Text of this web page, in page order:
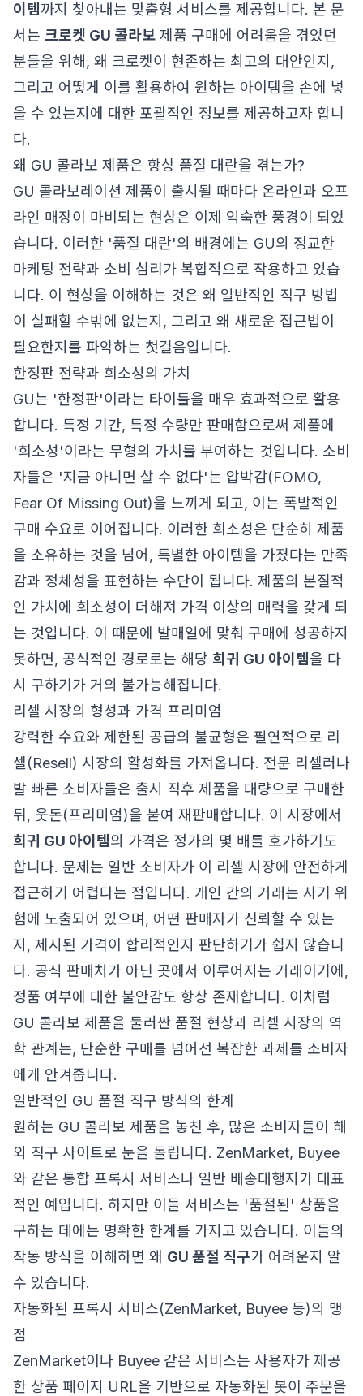
이템까지 찾아내는 맞춤형 서비스를 제공합니다. 본 문
서는 크로켓 GU 콜라보 제품 구매에 어려움을 겪었던
분들을 위해, 왜 크로켓이 현존하는 최고의 대안인지,
그리고 어떻게 이를 활용하여 원하는 아이템을 손에 넣
을 수 있는지에 대한 포괄적인 정보를 제공하고자 합니
다.
왜 GU 콜라보 제품은 항상 품절 대란을 겪는가?
GU 콜라보레이션 제품이 출시될 때마다 온라인과 오프
라인 매장이 마비되는 현상은 이제 익숙한 풍경이 되었
습니다. 이러한 '품절 대란'의 배경에는 GU의 정교한
마케팅 전략과 소비 심리가 복합적으로 작용하고 있습
니다. 이 현상을 이해하는 것은 왜 일반적인 직구 방법
이 실패할 수밖에 없는지, 그리고 왜 새로운 접근법이
필요한지를 파악하는 첫걸음입니다.
한정판 전략과 희소성의 가치
GU는 '한정판'이라는 타이틀을 매우 효과적으로 활용
합니다. 특정 기간, 특정 수량만 판매함으로써 제품에
'희소성'이라는 무형의 가치를 부여하는 것입니다. 소비
자들은 '지금 아니면 살 수 없다'는 압박감(FOMO,
Fear Of Missing Out)을 느끼게 되고, 이는 폭발적인
구매 수요로 이어집니다. 이러한 희소성은 단순히 제품
을 소유하는 것을 넘어, 특별한 아이템을 가졌다는 만족
감과 정체성을 표현하는 수단이 됩니다. 제품의 본질적
인 가치에 희소성이 더해져 가격 이상의 매력을 갖게 되
는 것입니다. 이 때문에 발매일에 맞춰 구매에 성공하지
못하면, 공식적인 경로로는 해당 희귀 GU 아이템을 다
시 구하기가 거의 불가능해집니다.
리셀 시장의 형성과 가격 프리미엄
강력한 수요와 제한된 공급의 불균형은 필연적으로 리
셀(Resell) 시장의 활성화를 가져옵니다. 전문 리셀러나
발 빠른 소비자들은 출시 직후 제품을 대량으로 구매한
뒤, 웃돈(프리미엄)을 붙여 재판매합니다. 이 시장에서
희귀 GU 아이템의 가격은 정가의 몇 배를 호가하기도
합니다. 문제는 일반 소비자가 이 리셀 시장에 안전하게
접근하기 어렵다는 점입니다. 개인 간의 거래는 사기 위
험에 노출되어 있으며, 어떤 판매자가 신뢰할 수 있는
지, 제시된 가격이 합리적인지 판단하기가 쉽지 않습니
다. 공식 판매처가 아닌 곳에서 이루어지는 거래이기에,
정품 여부에 대한 불안감도 항상 존재합니다. 이처럼
GU 콜라보 제품을 둘러싼 품절 현상과 리셀 시장의 역
학 관계는, 단순한 구매를 넘어선 복잡한 과제를 소비자
에게 안겨줍니다.
일반적인 GU 품절 직구 방식의 한계
원하는 GU 콜라보 제품을 놓친 후, 많은 소비자들이 해
외 직구 사이트로 눈을 돌립니다. ZenMarket, Buyee
와 같은 통합 프록시 서비스나 일반 배송대행지가 대표
적인 예입니다. 하지만 이들 서비스는 '품절된' 상품을
구하는 데에는 명확한 한계를 가지고 있습니다. 이들의
작동 방식을 이해하면 왜 GU 품절 직구가 어려운지 알
수 있습니다.
자동화된 프록시 서비스(ZenMarket, Buyee 등)의 맹
점
ZenMarket이나 Buyee 같은 서비스는 사용자가 제공
한 상품 페이지 URL을 기반으로 자동화된 봇이 주문을